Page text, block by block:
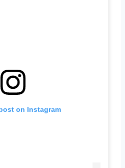
on Instagram